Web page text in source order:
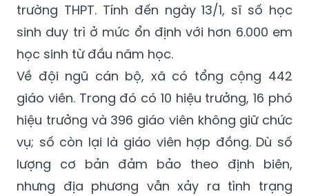
trường THPT. Tính đến ngày 13/1, sĩ số học
sinh duy trì ở mức ổn định với hơn 6.000 em
học sinh từ đầu năm học.
Về đội ngũ cán bộ, xã có tổng cộng 442
giáo viên. Trong đó có 10 hiệu trưởng, 16 phó
hiệu trưởng và 396 giáo viên không giữ chức
vụ; số còn lại là giáo viên hợp đồng. Dù số
lượng cơ bản đảm bảo theo định biên,
nhưng địa phương vẫn xảy ra tình trạng